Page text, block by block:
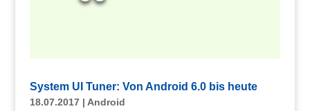
System UI Tuner: Von Android 6.0 bis heute
18.07.2017| Android